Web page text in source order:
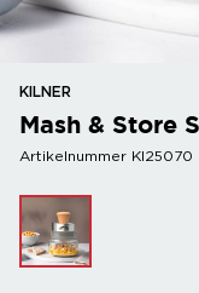
KILNER
Mash & Store
Artikelnummer KI25070